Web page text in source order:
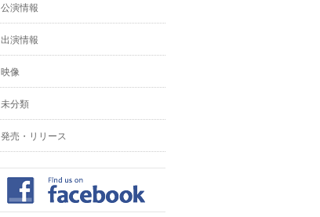
公演情報
出演情報
映像
未分類
発売・リリース